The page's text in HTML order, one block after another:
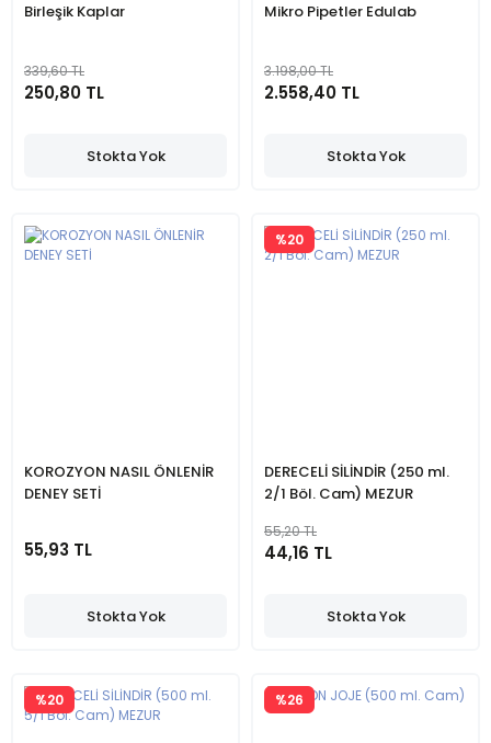
Birleşik Kaplar
339,60 TL
250,80 TL
Stokta Yok
Mikro Pipetler Edulab
3.198,00 TL
2.558,40 TL
Stokta Yok
KOROZYON NASIL ÖNLENİR
DENEY SETİ
55,93 TL
Stokta Yok
DERECELİ SİLİNDİR (250 ml.
2/1 Böl. Cam) MEZUR
%20
55,20 TL
44,16 TL
Stokta Yok
%20 %26